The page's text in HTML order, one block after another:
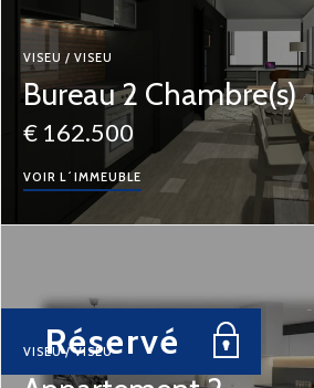
VISEU / VISEU
Bureau 2 Chambre(s)
€ 162.500
VOIR L´IMMEUBLE
Réservé
VISEU / VISEU